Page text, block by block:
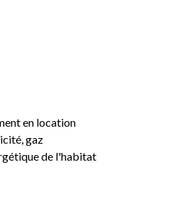
en location
gaz
de l'habitat